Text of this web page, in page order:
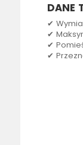
DANE
✔
✔
✔
✔